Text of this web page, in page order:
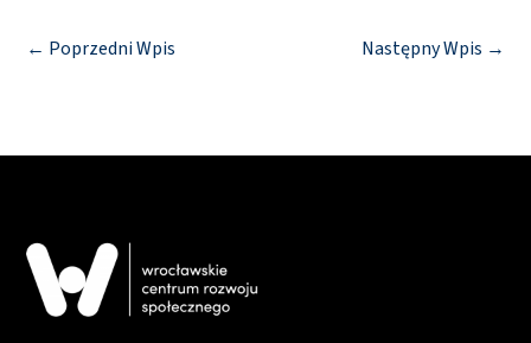
← Poprzedni Wpis Następny Wpis →